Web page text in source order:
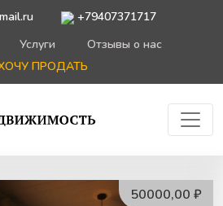
+79407371717
Услуги
Отзывы о нас
ПРОДАТЬ
50000,00 ₽